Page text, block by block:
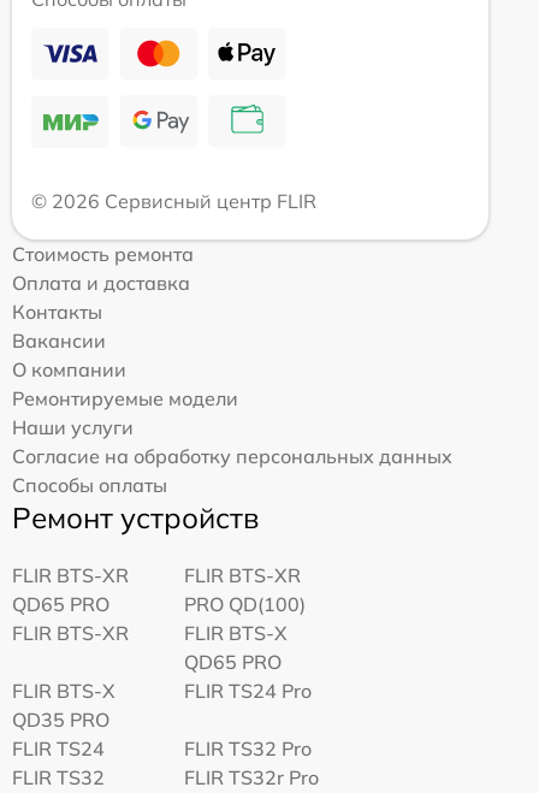
© 2026 Сервисный центр FLIR
Стоимость ремонта
Оплата и доставка
Контакты
Вакансии
О компании
Ремонтируемые модели
Наши услуги
Согласие на обработку персональных данных
Способы оплаты
Ремонт устройств
FLIR BTS-XR
QD65 PRO
FLIR BTS-XR
PRO QD(100)
FLIR BTS-XR
FLIR BTS-X
QD65 PRO
FLIR BTS-X
QD35 PRO
FLIR TS24 Pro
FLIR TS24
FLIR TS32 Pro
FLIR TS32
FLIR TS32r Pro